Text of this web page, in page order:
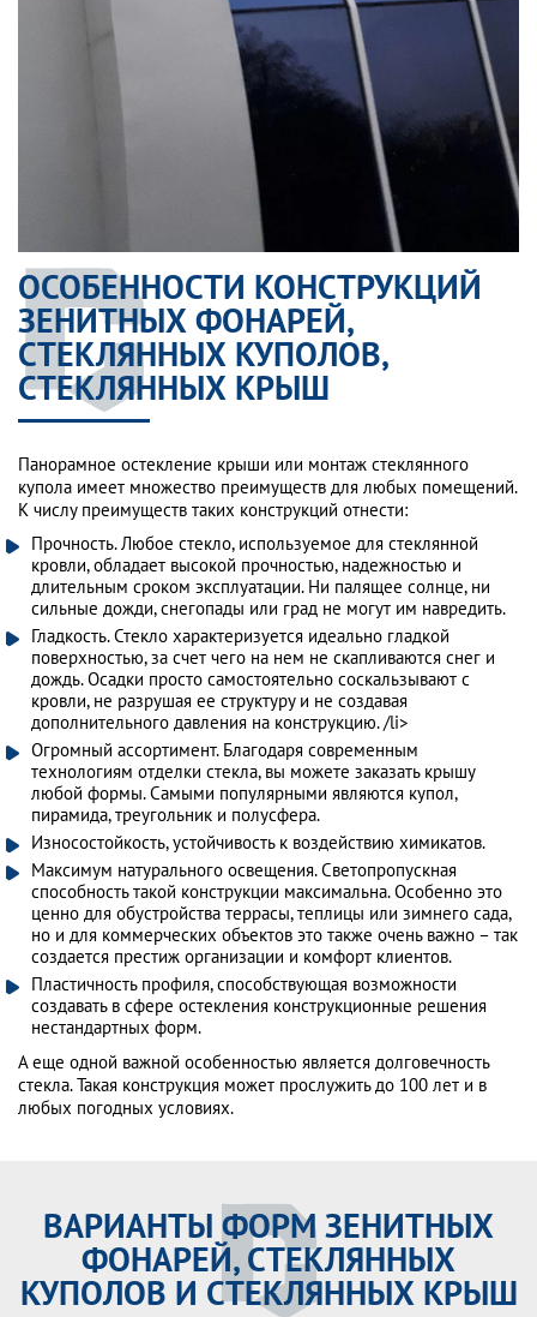
ОСОБЕННОСТИ КОНСТРУКЦИЙ
ЗЕНИТНЫХ ФОНАРЕЙ,
СТЕКЛЯННЫХ КУПОЛОВ,
СТЕКЛЯННЫХ КРЫШ
Панорамное остекление крыши или монтаж стеклянного
купола имеет множество преимуществ для любых помещений.
К числу преимуществ таких конструкций отнести:
Прочность. Любое стекло, используемое для стеклянной
кровли, обладает высокой прочностью, надежностью и
длительным сроком эксплуатации. Ни палящее солнце, ни
сильные дожди, снегопады или град не могут им навредить.
Гладкость. Стекло характеризуется идеально гладкой
поверхностью, за счет чего на нем не скапливаются снег и
дождь. Осадки просто самостоятельно соскальзывают с
кровли, не разрушая ее структуру и не создавая
дополнительного давления на конструкцию. /li>
Огромный ассортимент. Благодаря современным
технологиям отделки стекла, вы можете заказать крышу
любой формы. Самыми популярными являются купол,
пирамида, треугольник и полусфера.
Износостойкость, устойчивость к воздействию химикатов.
Максимум натурального освещения. Светопропускная
способность такой конструкции максимальна. Особенно это
ценно для обустройства террасы, теплицы или зимнего сада,
но и для коммерческих объектов это также очень важно – так
создается престиж организации и комфорт клиентов.
Пластичность профиля, способствующая возможности
создавать в сфере остекления конструкционные решения
нестандартных форм.
А еще одной важной особенностью является долговечность
стекла. Такая конструкция может прослужить до 100 лет и в
любых погодных условиях.
ВАРИАНТЫ ФОРМ ЗЕНИТНЫХ
ФОНАРЕЙ, СТЕКЛЯННЫХ
КУПОЛОВ И СТЕКЛЯННЫХ КРЫШ